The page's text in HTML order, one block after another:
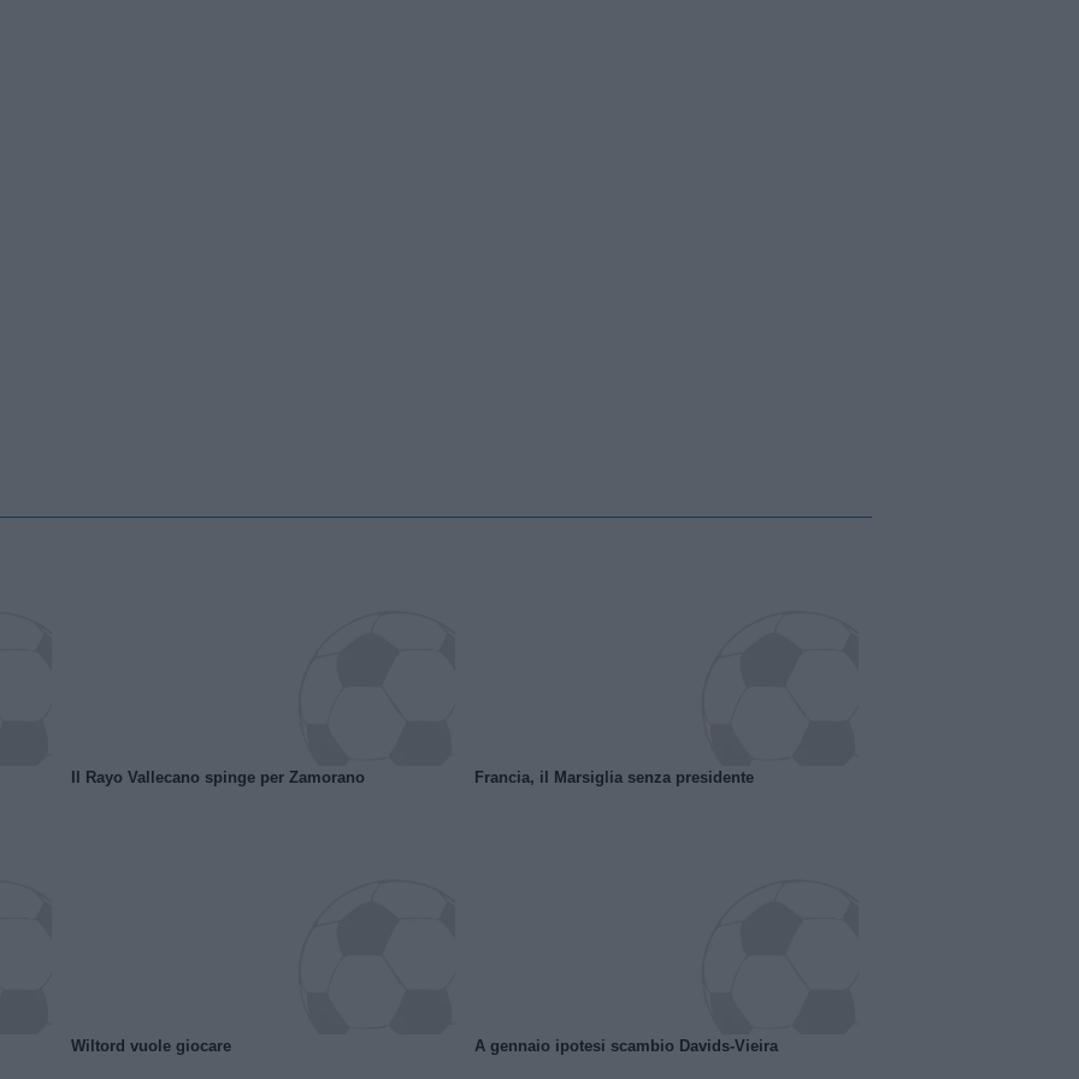
Il Rayo Vallecano spinge per Zamorano Francia, il Marsiglia senza presidente
Wiltord vuole giocare A gennaio ipotesi scambio Davids-Vieira